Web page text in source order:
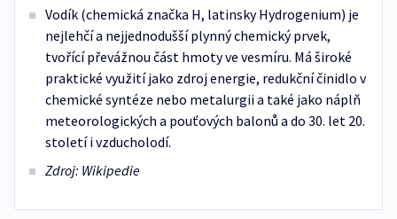
Vodík (chemická značka H, latinsky Hydrogenium) je
nejlehčí a nejjednodušší plynný chemický prvek,
tvořící převážnou část hmoty ve vesmíru. Má široké
praktické využití jako zdroj energie, redukční činidlo v
chemické syntéze nebo metalurgii a také jako náplň
meteorologických a pouťových balonů a do 30. let 20.
století i vzducholodí.
Zdroj: Wikipedie